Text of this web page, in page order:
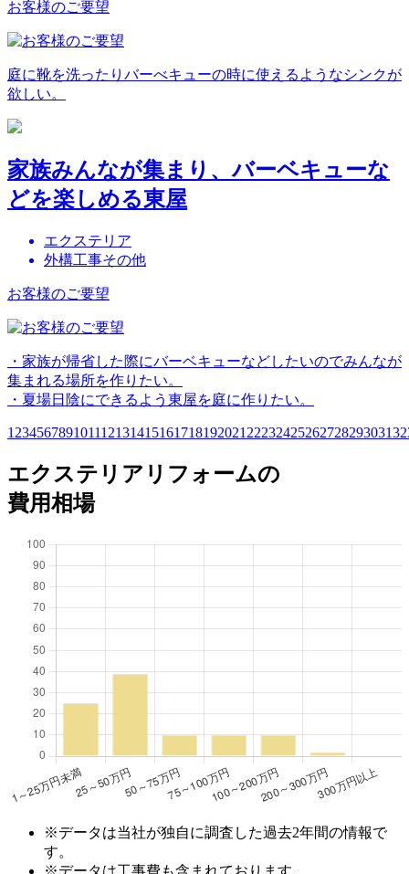
お客様のご要望
庭に靴を洗ったりバーべキューの時に使えるようなシンクが
欲しい。
家族みんなが集まり、バーベキューな
どを楽しめる東屋
エクステリア
外構工事その他
お客様のご要望
・家族が帰省した際にバーベキューなどしたいのでみんなが
集まれる場所を作りたい。
・夏場日陰にできるよう東屋を庭に作りたい。
1 23456789101112131415161718192021 2223242526272829303132
エクステリアリフォームの
費用相場
※データは当社が独自に調査した過去2年間の情報で
す。